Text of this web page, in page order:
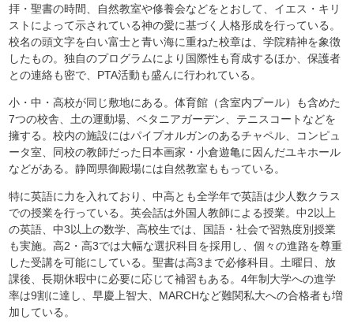
拝・聖書の時間、自然教室や修養会などをとおして、イエス・キリ
ストによって示されている神の愛に基づく人格形成を行っている。
校名の頭文字を白い富士と青い海に重ねた校章は、学院精神を象徴
したもの。独自のプログラムにより国際性も育成するほか、保護者
との連絡も密で、PTA活動も盛んに行われている。
小・中・高校が同じ敷地にある。体育館（含室内プール）も含めた
7つの校舎、土の運動場、ベタニアガーデン、テニスコートなどを
擁する。校内の施設にはパイプオルガンのあるチャペル、コンピュ
ータ室、同校の教師だった日本画家・小倉遊亀に因んだユキホール
などがある。静岡県御殿場には自然教室ももっている。
特に英語に力を入れており、中高とも全学年で英語は少人数クラス
での授業を行っている。英会話は外国人教師による授業。中2以上
の英語、中3以上の数学、高校生では、国語・社会で習熟度別授業
も実施。高2・高3では大幅な選択科目を採用し、個々の進路を尊重
した受講を可能にしている。聖書は高3まで必修科目。土曜日、放
課後、長期休暇中に必要に応じて補習もある。4年制大学への進学
率は9割に達し、早慶上智大、MARCHなど難関私大への合格者も増
加している。